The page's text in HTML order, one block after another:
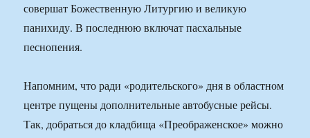
совершат Божественную Литургию и великую
панихиду. В последнюю включат пасхальные
песнопения.
Напомним, что ради «родительского» дня в областном
центре пущены дополнительные автобусные рейсы.
Так, добраться до кладбища «Преображенское» можно